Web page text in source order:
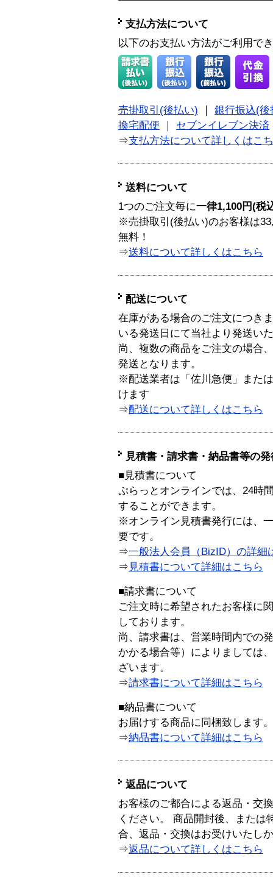
支払方法について
以下のお支払い方法がご利用で
売掛取引(後払い)
銀行振込(後
換宅配便
セブンイレブン決済
⇒支払方法について詳しくはこ
送料について
1つのご注文毎に一律1,100円(税
※売掛取引(後払い)のお客様は
無料！
⇒送料について詳しくはこちら
配送について
在庫がある場合のご注文につき
いる発送日にて当社より発送い
尚、複数の商品をご注文の場合
発送となります。
※配送業者は「佐川急便」また
けます
⇒配送について詳しくはこちら
見積書・請求書・納品書等の
■見積書について
ぷらっとオンラインでは、24時
することができます。
※オンライン見積書発行には、
要です。
⇒一般法人会員（BizID）の詳細
⇒ 見積書について詳細はこちら
■請求書について
ご注文時に希望されたお客様に
しております。
尚、請求書は、営業時間内での
かかる場合等）によりましては
ざいます。
⇒請求書について詳細はこちら
■納品書について
お届けする商品に同梱致します。
⇒納品書について詳細はこちら
返品について
お客様のご都合による返品・交
ください。 商品開封後、または
合、返品・交換はお受けいたし
⇒返品について詳しくはこちら